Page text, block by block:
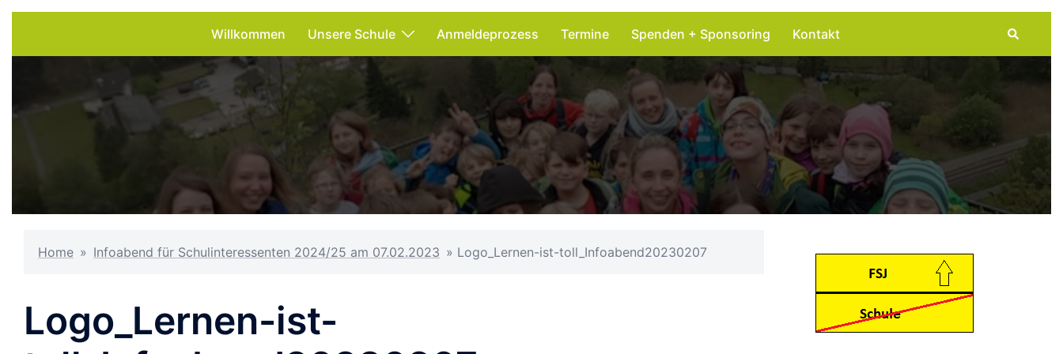
Willkommen Unsere Schule Anmeldeprozess Termine Spenden + Sponsoring Kontakt Suche
Home » Infoabend für Schulinteressenten 2024/25 am 07.02.2023 » Logo_Lernen-ist-toll_Infoabend20230207
Logo_Lernen-ist-